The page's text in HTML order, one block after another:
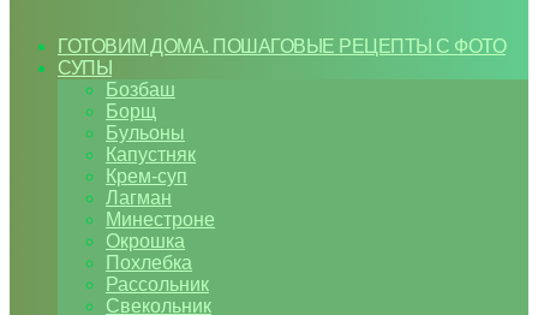
ГОТОВИМ ДОМА. ПОШАГОВЫЕ РЕЦЕПТЫ С ФОТО
СУПЫ
Бозбаш
Борщ
Бульоны
Капустняк
Крем-суп
Лагман
Минестроне
Окрошка
Похлебка
Рассольник
Свекольник